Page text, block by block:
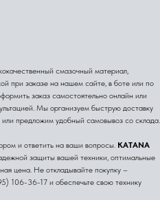
смазочный материал,
при заказе на нашем сайте, в боте или по
заказ самостоятельно онлайн или
Мы организуем быструю доставку
предложим удобный самовывоз со склада.
и ответить на ваши вопросы. KATANA
защиты вашей техники, оптимальные
цена. Не откладывайте покупку –
106-36-17 и обеспечьте свою технику